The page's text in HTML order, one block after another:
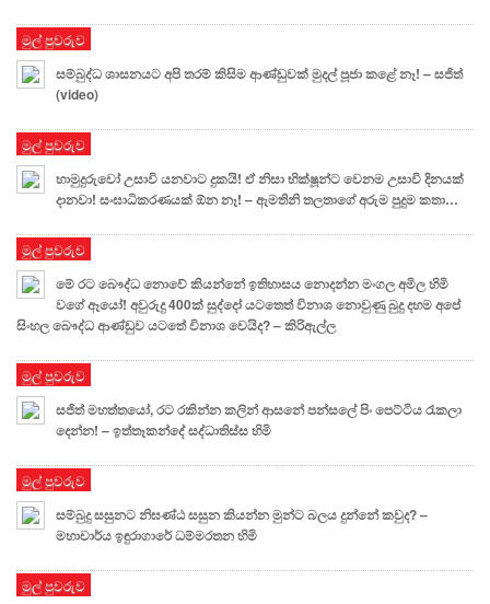
මුල් පුවරුව
සම්බුද්ධ ශාසනයට අපි තරම් කිසිම ආණ්ඩුවක් මුදල් පූජා කළේ නෑ! – සජිත්
(video)
මුල් පුවරුව
හාමුදුරුවෝ උසාවි යනවාට දුකයි! ඒ නිසා භික්ෂූන්ට වෙනම උසාවි දිනයක්
දානවා! සංඝාධිකරණයක් ඕන නෑ! – ඇමතිනි තලතාගේ අරුම පුදුම කතා…
මුල් පුවරුව
මේ රට බෞද්ධ නොවේ කියන්නේ ඉතිහාසය නොදන්න මංගල අමිල හිමි
වගේ ඈයෝ! අවුරුදු 400ක් සුද්දෝ යටතෙත් විනාශ නොවුණු බුදු දහම අපේ
සිංහල බෞද්ධ ආණ්ඩුව යටතේ විනාශ වෙයිද? – කිරිඇල්ල
මුල් පුවරුව
සජිත් මහත්තයෝ, රට රකින්න කලින් ආසනේ පන්සලේ පිං පෙට්ටිය රැකලා
දෙන්න! – ඉත්තෑකන්දේ සද්ධාතිස්ස හිමි
මුල් පුවරුව
සම්බුදු සසුනට නිඝණ්ඨ සසුන කියන්න මුන්ට බලය දුන්නේ කවුද? –
මහාචාර්ය ඉඳුරාගාරේ ධම්මරතන හිමි
මුල් පුවරුව